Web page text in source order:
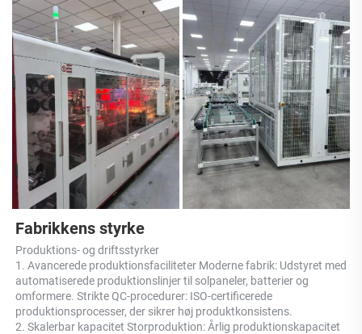
Fabrikkens styrke
Produktions- og driftsstyrker
1. Avancerede produktionsfaciliteter Moderne fabrik: Udstyret med
automatiserede produktionslinjer til solpaneler, batterier og
omformere. Strikte QC-procedurer: ISO-certificerede
produktionsprocesser, der sikrer høj produktkonsistens.
2. Skalerbar kapacitet Storproduktion: Årlig produktionskapacitet